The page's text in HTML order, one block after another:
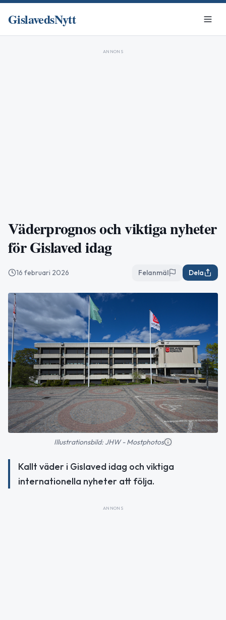
GislavedsNytt
ANNONS
Väderprognos och viktiga nyheter
för Gislaved idag
16 februari 2026 Felanmäl Dela
Illustrationsbild: JHW - Mostphotos
Kallt väder i Gislaved idag och viktiga
internationella nyheter att följa.
ANNONS